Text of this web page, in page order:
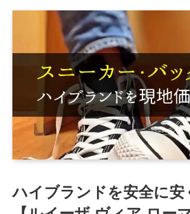
ハイブランドを安全に安